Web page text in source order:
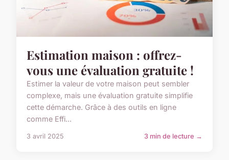
Estimation maison : offrez-
vous une évaluation gratuite !
Estimer la valeur de votre maison peut sembler
complexe, mais une évaluation gratuite simplifie
cette démarche. Grâce à des outils en ligne
comme Effi...
3 avril 2025 3 min de lecture →